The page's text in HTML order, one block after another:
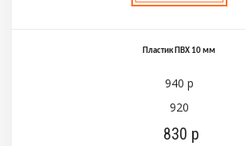
Пластик ПВХ 10 мм
940 р
920
830 р